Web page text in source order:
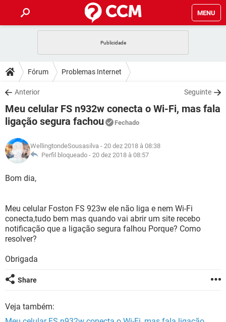
MENU
CELULAR FACEBOOK
OUTLOOK
INSTAGRAM GMAIL
GUIA DE COMPRAS
DICAS
JOGOS WHATSAPP
OUTLOOK
GUIA DE COMPRAS
DOWNLOADS
JOGOS WHATSAPP
CELULAR FACEBOOK
OUTLOOK EXCEL
INSTAGRAM
GUIA DE COMPRAS
FÓRUM
CELULAR FACEBOOK
GUIA DE COMPRAS
GLOSSÁRIO
JOGOS
CELULAR
INSTAGRAM GMAIL
GUIA DE COMPRAS
Fórum Problemas Internet
Anterior Seguinte
Meu celular FS n932w conecta o Wi-Fi, mas fala
ligação segura fachou
Fechado
WellingtondeSousasilva - 20 dez 2018 à 08:38
Perfil bloqueado - 20 dez 2018 à 08:57
Bom dia,
Meu celular Foston FS 923w ele não liga e nem Wi-Fi
conecta,tudo bem mas quando vai abrir um site recebo
notificação que a ligação segura falhou Porque? Como
resolver?
Obrigada
Share
Veja também: